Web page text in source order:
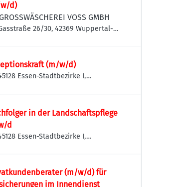
d)
GROSSWÄSCHEREI VOSS GMBH
26/30, 42369 Wuppertal-
(m/w/d)
Essen-Stadtbezirke I,
in der Landschaftspflege
d
Essen-Stadtbezirke I,
(m/w/d) für
im Innendienst